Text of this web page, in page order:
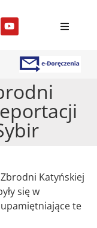
Katyńskiej
się w
te